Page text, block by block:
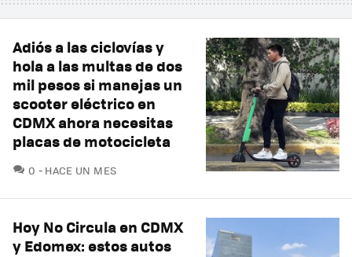
Adiós a las ciclovías y
hola a las multas de dos
mil pesos si manejas un
scooter eléctrico en
CDMX ahora necesitas
placas de motocicleta
0 COMENTARIOS
HACE UN MES
Hoy No Circula en CDMX
y Edomex: estos autos